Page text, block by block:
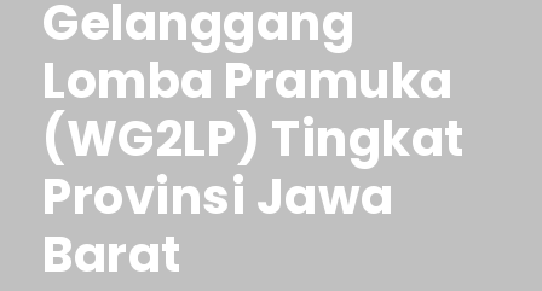
Gelanggang
Lomba Pramuka
(WG2LP) Tingkat
Provinsi Jawa
Barat